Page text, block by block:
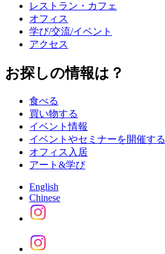
レストラン・カフェ
オフィス
学び/交流/イベント
アクセス
お探しの情報は？
食べる
買い物する
イベント情報
イベントやセミナーを開催する
オフィス入居
アート&学び
English
Chinese